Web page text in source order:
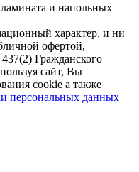
и напольных
характер, и ни
офертой,
Гражданского
сайт, Вы
cookie а также
персональных данных